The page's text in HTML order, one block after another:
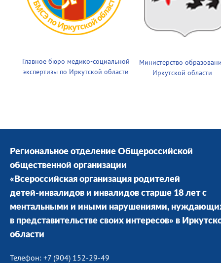
Главное бюро медико-социальной
экспертизы по Иркутской области
Министерство
Иркутской области
Региональное отделение Общероссийской
общественной организации
«Всероссийская организация родителей
детей-инвалидов и инвалидов старше 18 лет с
ментальными и иными нарушениями,
в представительстве своих интересов» в
области
Телефон: +7 (904) 152-29-49